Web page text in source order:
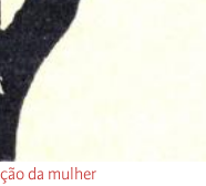
da mulher